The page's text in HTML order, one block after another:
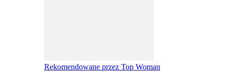
Rekomendowane przez Top Woman